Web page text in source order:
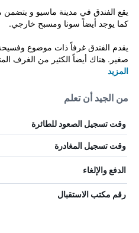
يقع الفندق في مدينة ماسيو و
كما يوجد أيضاً سونا ومسبح خارجي.
يقدم الفندق غرفاً ذات موضوع
صغير. هناك أيضاً الكثير من الغرف
المزيد
من الجيد أن تعلم
وقت تسجيل الصعود للطائرة
وقت تسجيل المغادرة
الدفع والإلغاء
رقم مكتب الاستقبال